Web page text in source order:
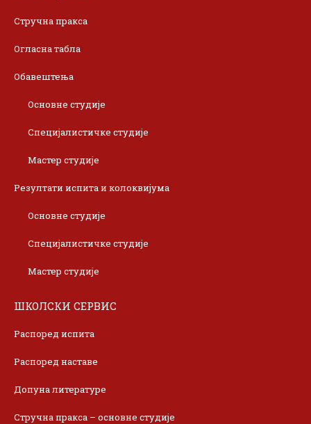
Стручна пракса
Огласна табла
Обавештења
Основне студије
Специјалистичке студије
Мастер студије
Резултати испита и колоквијума
Основне студије
Специјалистичке студије
Мастер студије
ШКОЛСКИ СЕРВИС
Распоред испита
Распоред наставе
Допуна литературе
Стручна пракса – основне студије